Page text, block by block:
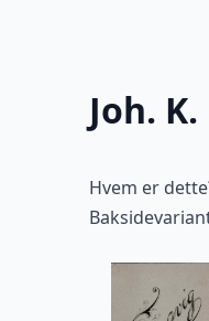
Joh.
Hvem er